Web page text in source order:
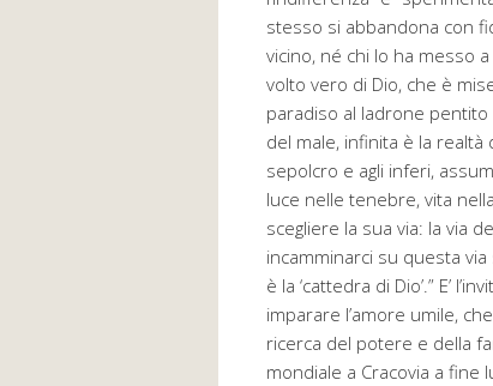
stesso si abbandona con
vicino, né chi lo ha messo
volto vero di Dio, che è
paradiso al ladrone
del male, infinita è la realtà
sepolcro e agli inferi,
luce nelle tenebre, vita
scegliere la sua via: la via
incamminarci su questa
è la ‘cattedra di Dio’.” E’
imparare l’amore umile,
ricerca del potere e della
mondiale a Cracovia a fine